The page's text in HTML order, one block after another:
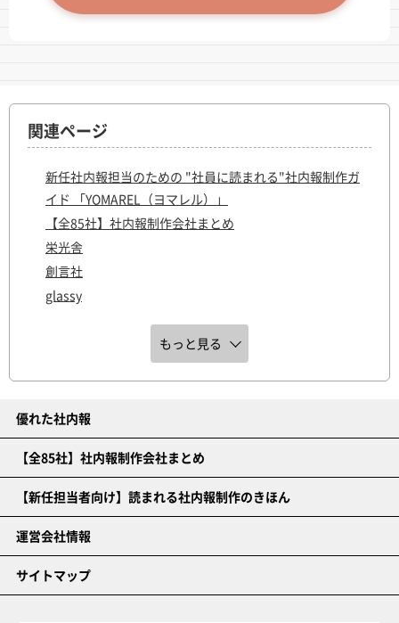
関連ページ
新任社内報担当のための "社員に読まれる"社内報制作ガ
イド 「YOMAREL（ヨマレル）」
【全85社】社内報制作会社まとめ
栄光舎
創言社
glassy
もっと見る
優れた社内報
【全85社】社内報制作会社まとめ
【新任担当者向け】読まれる社内報制作のきほん
運営会社情報
サイトマップ